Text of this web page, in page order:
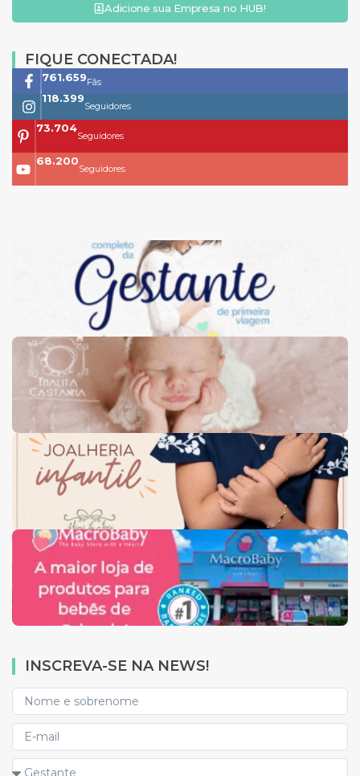
Adicione sua Empresa no HUB!
FIQUE CONECTADA!
761.659Fãs
118.399
Seguidores
73.704
Seguidores
68.200
Seguidores
INSCREVA-SE NA NEWS!